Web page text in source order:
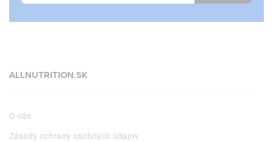
ALLNUTRITION.SK
O nás
Zásady ochrany osobných údajov